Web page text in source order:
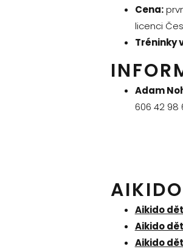
Cena:
licenci
Tréninky
Adam
606 42 98
Aikido
Aikido
Aikido